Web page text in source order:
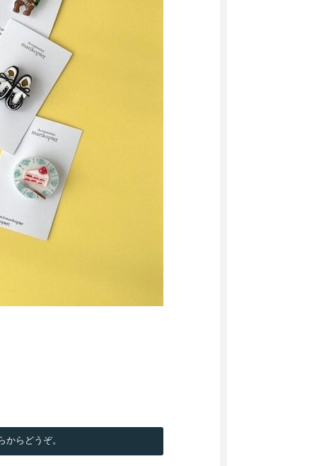
からどうぞ。